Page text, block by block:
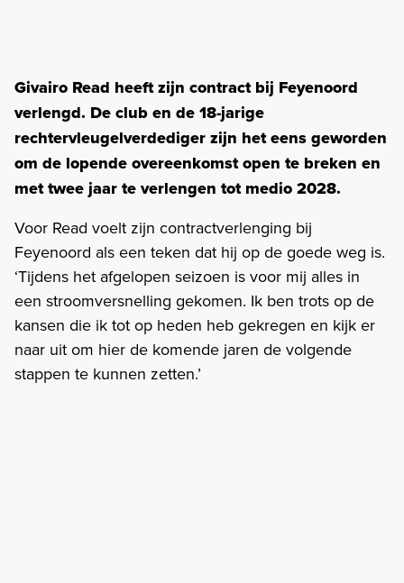
Givairo Read heeft zijn contract bij Feyenoord
verlengd. De club en de 18-jarige
rechtervleugelverdediger zijn het eens geworden
om de lopende overeenkomst open te breken en
met twee jaar te verlengen tot medio 2028.
Voor Read voelt zijn contractverlenging bij
Feyenoord als een teken dat hij op de goede weg is.
‘Tijdens het afgelopen seizoen is voor mij alles in
een stroomversnelling gekomen. Ik ben trots op de
kansen die ik tot op heden heb gekregen en kijk er
naar uit om hier de komende jaren de volgende
stappen te kunnen zetten.’